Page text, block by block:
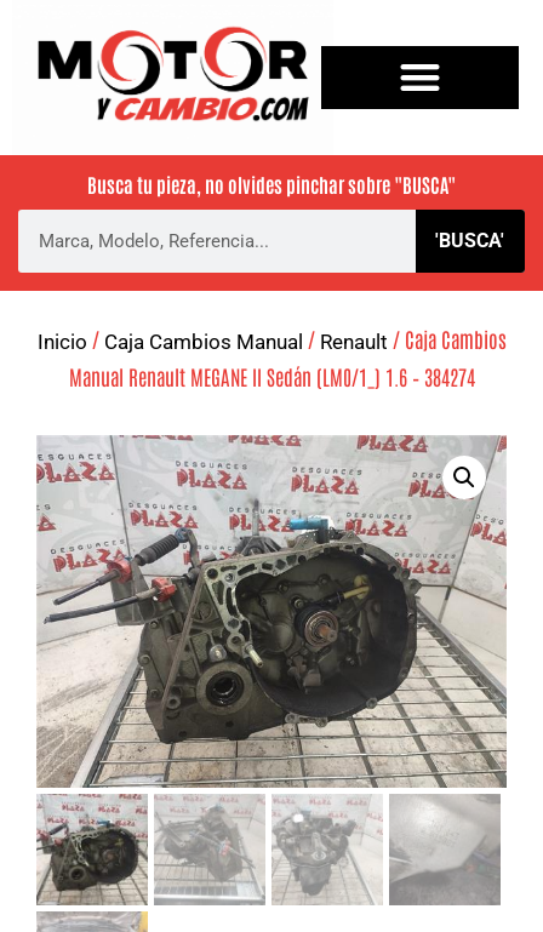
Busca tu pieza, no olvides pinchar sobre "BUSCA"
'BUSCA'
Inicio / Caja Cambios Manual / Renault / Caja Cambios
Manual Renault MEGANE II Sedán (LM0/1_) 1.6 – 384274